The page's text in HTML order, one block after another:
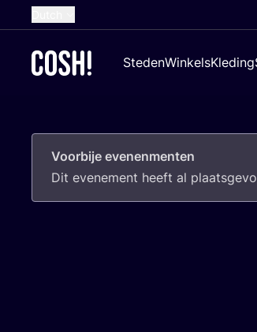
French
German
Croatian
StedenWinkelsKleding
Voorbije evenenmenten
Dit eve­ne­ment heeft al